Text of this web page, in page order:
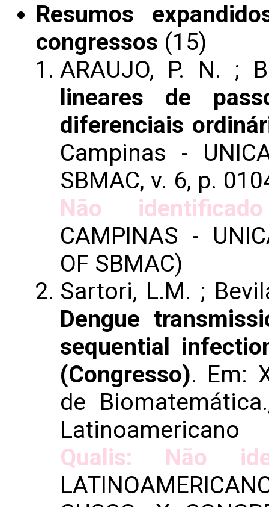
Resumos
congressos (15)
ARAUJO, P. N. ;
lineares de
diferenciais
Campinas -
SBMAC, v. 6, p.
Não identificado
CAMPINAS -
OF SBMAC)
Sartori, L.M. ;
Dengue
sequential
(Congresso). Em:
de
Qualis: Não